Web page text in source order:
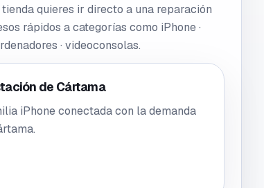
quieres ir directo a una reparación
rápidos a categorías como iPhone ·
· videoconsolas.
de Cártama
iPhone conectada con la demanda